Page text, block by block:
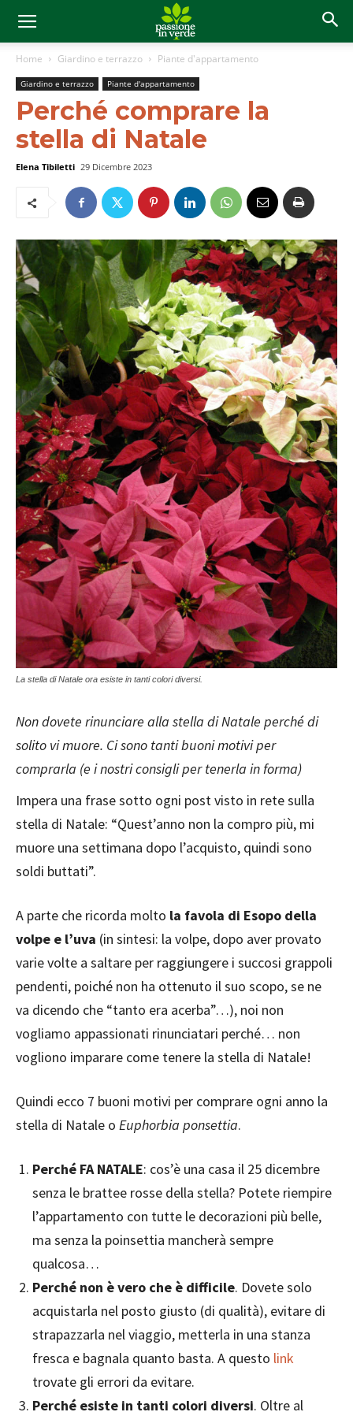
Home Giardino e terrazzo Piante d'appartamento
Giardino e terrazzo Piante d'appartamento
Perché comprare la
stella di Natale
Elena Tibiletti 29 Dicembre 2023
La stella di Natale ora esiste in tanti colori diversi.
Non dovete rinunciare alla stella di Natale perché di
solito vi muore. Ci sono tanti buoni motivi per
comprarla (e i nostri consigli per tenerla in forma)
Impera una frase sotto ogni post visto in rete sulla
stella di Natale: “Quest’anno non la compro più, mi
muore una settimana dopo l’acquisto, quindi sono
soldi buttati”.
A parte che ricorda molto la favola di Esopo della
volpe e l’uva (in sintesi: la volpe, dopo aver provato
varie volte a saltare per raggiungere i succosi grappoli
pendenti, poiché non ha ottenuto il suo scopo, se ne
va dicendo che “tanto era acerba”…), noi non
vogliamo appassionati rinunciatari perché… non
vogliono imparare come tenere la stella di Natale!
Quindi ecco 7 buoni motivi per comprare ogni anno la
stella di Natale o Euphorbia ponsettia.
Perché FA NATALE: cos’è una casa il 25 dicembre
senza le brattee rosse della stella? Potete riempire
l’appartamento con tutte le decorazioni più belle,
ma senza la poinsettia mancherà sempre
qualcosa…
Perché non è vero che è difficile. Dovete solo
acquistarla nel posto giusto (di qualità), evitare di
strapazzarla nel viaggio, metterla in una stanza
fresca e bagnala quanto basta. A questo link
trovate gli errori da evitare.
Perché esiste in tanti colori diversi. Oltre al